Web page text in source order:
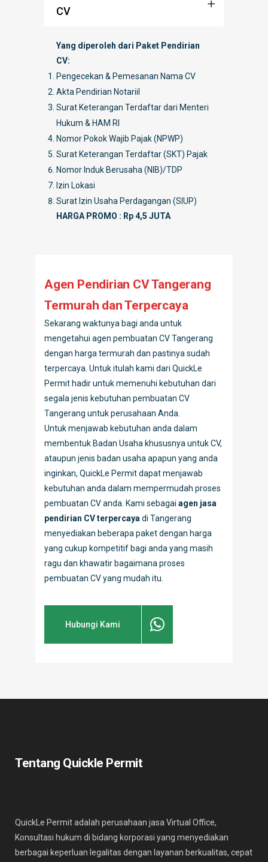
CV
Yang diperoleh dari Paket Pendirian
CV:
Pengecekan & Pemesanan Nama CV
Akta Pendirian Notariil
Surat Keterangan Terdaftar dari Menteri
Hukum & HAM RI
Nomor Pokok Wajib Pajak (NPWP)
Surat Keterangan Terdaftar (SKT) Pajak
Nomor Induk Berusaha (NIB)/TDP
Izin Lokasi
Surat Izin Usaha Perdagangan (SIUP)
HARGA PROMO : Rp 4,5 JUTA
Agen Pendirian CV Tangerang
Termurah dan Terpercaya
Sekarang waktunya bagi anda untuk
mengetahui agen pembuatan CV Tangerang
dengan harga termurah dan pastinya sudah
terpercaya. Untuk itulah kami dari QuickLe
Permit hadir untuk memenuhi kebutuhan dari
segala jenis kebutuhan pembuatan CV
Tangerang untuk perusahaan Anda.
Untuk menjawab kebutuhan anda dalam
membentuk Badan Usaha khususnya untuk CV,
ataupun jenis badan usaha apapun yang anda
inginkan, QuickLe Permit dapat menjawab
kebutuhan anda dalam mempermudah proses
pembuatan CV anda. Kami sebagai agen jasa
pendirian CV terpercaya di Tangerang
menyediakan beberapa paket dengan harga
yang cukup kompetitif bagi anda yang masih
ragu dan khawatir bagaimana proses
pembuatan CV yang mudah itu.
Hubungi Kami
Tentang Quickle Permit
QuickLe Permit adalah perusahaan jasa Virtual Office,
Konsultasi hukum di bidang korporasi yang menyediakan
berbagai keperluan legalitas dengan layanan berkualitas, cepat